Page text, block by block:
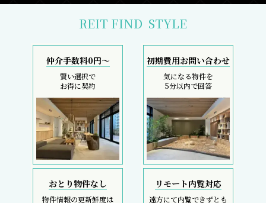
REIT FIND STYLE
仲介手数料0円～
賢い選択で
お得に契約
初期費用お問い合わせ
気になる物件を
5分以内で回答
おとり物件なし
物件情報の更新鮮度は
リモート内覧対応
遠方にて内覧できずとも